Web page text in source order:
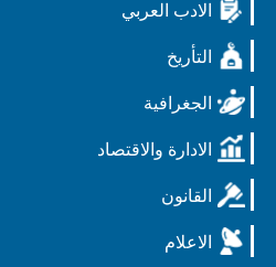
الادب العربي
التأريخ
الجغرافية
الادارة والاقتصاد
القانون
الاعلام